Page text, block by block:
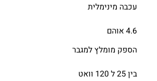
עכבה מינימלית
4.6 אוהם
הספק מומלץ למגבר
בין 25 ל 120 וואט